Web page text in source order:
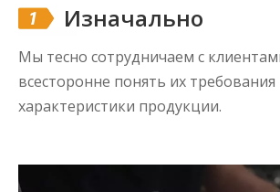
Изначально
Мы тесно сотрудничаем с
всесторонне понять их требования
характеристики продукции.